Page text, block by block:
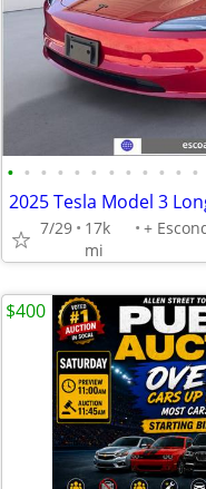
• • • • • • • • • • • •
7/29
17k
mi
$400